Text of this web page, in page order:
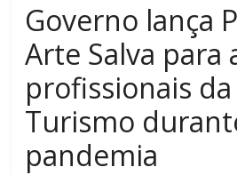
Governo lança
Arte Salva para
profissionais
Turismo
pandemia